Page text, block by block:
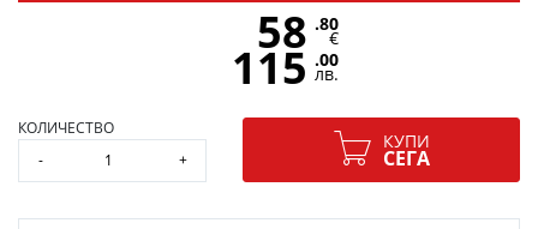
58 .80
€
115 .00
лв.
КОЛИЧЕСТВО
-
+
КУПИ
СЕГА